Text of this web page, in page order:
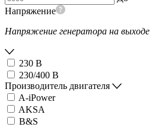
Напряжение
Напряжение генератора на выходе
230 В
230/400 В
Производитель двигателя
A-iPower
AKSA
B&S